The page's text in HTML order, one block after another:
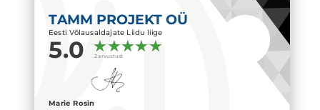
TAMM PROJEKT OÜ
Eesti Võlausaldajate Liidu liige
5.0 2 arvustust
Marie Rosin